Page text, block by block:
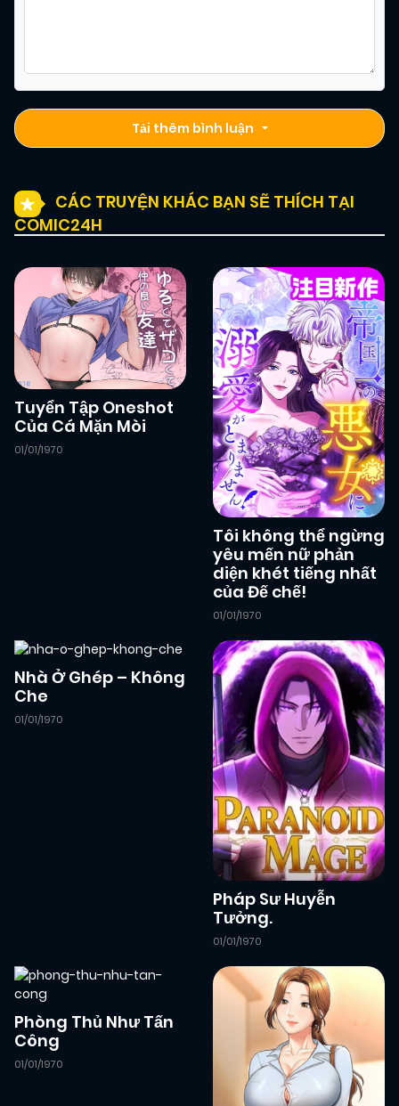
Tải thêm bình luận
CÁC TRUYỆN KHÁC BẠN SẼ THÍCH TẠI
COMIC24H
Tuyển Tập Oneshot
Của Cá Mặn Mòi
01/01/1970
Tôi không thể ngừng
yêu mến nữ phản
diện khét tiếng nhất
của Đế chế!
01/01/1970
Nhà Ở Ghép – Không
Che
01/01/1970
Pháp Sư Huyễn
Tưởng.
01/01/1970
Phòng Thủ Như Tấn
Công
01/01/1970